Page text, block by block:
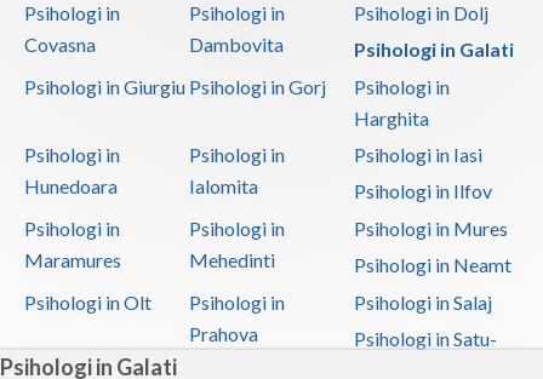
Psihologi in Galati
Psihodiagnostic si evaluare clinica (2)
Psihoterapie - Interventie psihoterapeutica in ... (2)
Psihoterapie - Interventie psihoterapeutica in ... (2)
Psihoterapie - Interventie psihoterapeutica in ... (1)
Psihoterapie - Interventie psihoterapeutica in ... (1)
Psihoterapie - Interventie psihoterapeutica in ... (2)
Psihoterapie - Interventie psihoterapeutica in ... (2)
Psihoterapie - Interventie psihoterapeutica in ... (1)
Psihologi in
Covasna
Psihologi in
Dambovita
Psihologi in Dolj
Psihologi in Galati
Psihologi in Giurgiu Psihologi in Gorj
Psihologi in
Harghita
Psihologi in
Hunedoara
Psihologi in
Ialomita
Psihologi in Iasi
Psihologi in Ilfov
Psihologi in
Maramures
Psihologi in
Mehedinti
Psihologi in Mures
Psihologi in Neamt
Psihologi in Olt
Psihologi in
Prahova
Psihologi in Salaj
Psihologi in Satu-